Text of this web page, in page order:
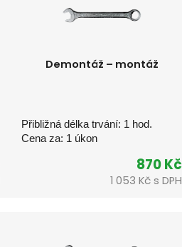
Demontáž – montáž
Přibližná délka trvání: 1 hod.
Cena za: 1 úkon
870 Kč
1 053 Kč s DPH